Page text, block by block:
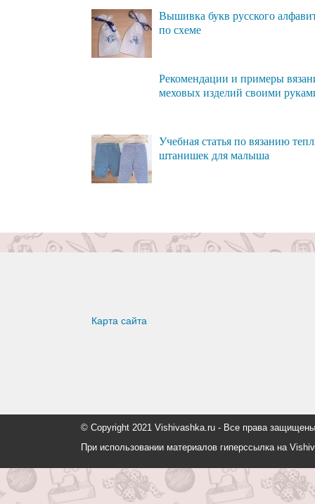
Вышивка букв русского
по схеме
Рекомендации и примеры
меховых изделий своими
Учебная статья по вязанию
штанишек для малыша
Карта сайта
© Copyright 2021 Vishivashka.ru - Все права
При использовании материалов гиперссылка на